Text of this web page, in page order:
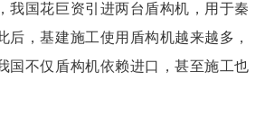
我国花巨资引进两台盾构机，用于秦
后，基建施工使用盾构机越来越多，
国不仅盾构机依赖进口，甚至施工也